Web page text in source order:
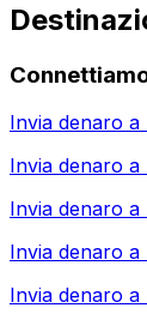
Invia denaro a
Invia denaro a
Invia denaro a
Invia denaro a
Invia denaro a